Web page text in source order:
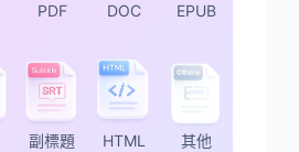
PDF DOC EPUB
副標題 HTML 其他